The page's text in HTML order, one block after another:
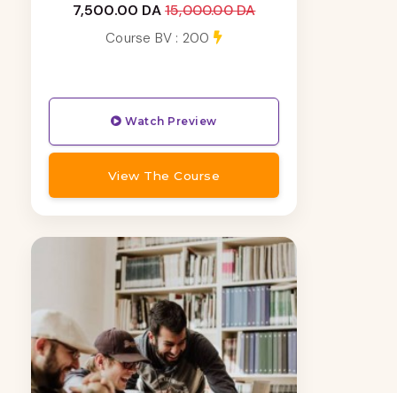
7,500.00 DA 15,000.00 DA
Course BV : 200
Watch Preview
View The Course